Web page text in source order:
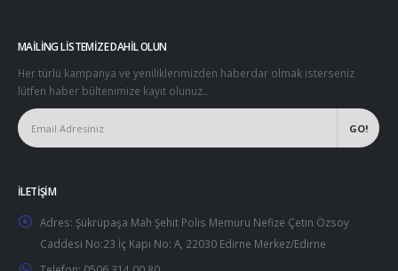
MAILING LISTEMIZE DAHIL OLUN
Her türlü kampanya ve yeniliklerimizden haberdar olmak isterseniz
lütfen haber bültenimize kayıt olunuz..
İLETIŞIM
Adres: Şükrüpaşa Mah Şehit Polis Memuru Nefize Çetin Özsoy
Caddesi No:23 İç Kapı No: A, 22030 Edirne Merkez/Edirne